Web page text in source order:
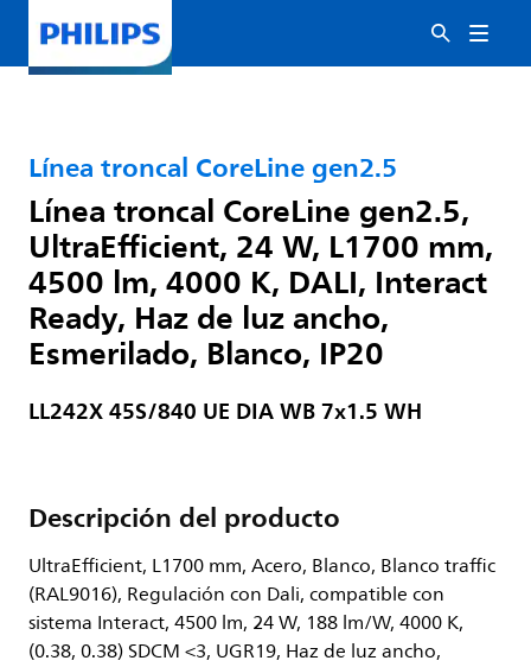
Línea troncal CoreLine gen2.5
Línea troncal CoreLine gen2.5,
UltraEfficient, 24 W, L1700 mm,
4500 lm, 4000 K, DALI, Interact
Ready, Haz de luz ancho,
Esmerilado, Blanco, IP20
LL242X 45S/840 UE DIA WB 7x1.5 WH
Descripción del producto
UltraEfficient, L1700 mm, Acero, Blanco, Blanco traffic
(RAL9016), Regulación con Dali, compatible con
sistema Interact, 4500 lm, 24 W, 188 lm/W, 4000 K,
(0.38, 0.38) SDCM <3, UGR19, Haz de luz ancho,